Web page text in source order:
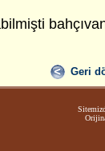
Geri